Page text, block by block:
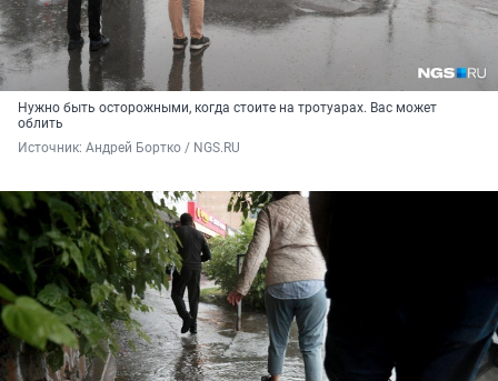
Нужно быть осторожными, когда стоите на тротуарах. Вас может
облить
Источник: Андрей Бортко / NGS.RU